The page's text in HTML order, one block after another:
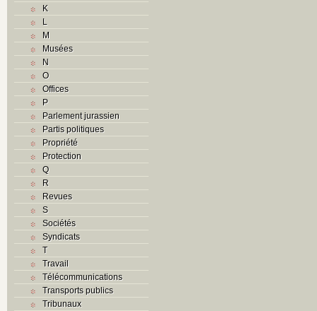
K
L
M
Musées
N
O
Offices
P
Parlement jurassien
Partis politiques
Propriété
Protection
Q
R
Revues
S
Sociétés
Syndicats
T
Travail
Télécommunications
Transports publics
Tribunaux